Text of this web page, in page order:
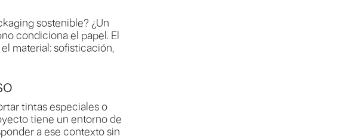
sostenible? ¿Un
condiciona el papel. El
material: sofisticación,
tintas especiales o
tiene un entorno de
a ese contexto sin